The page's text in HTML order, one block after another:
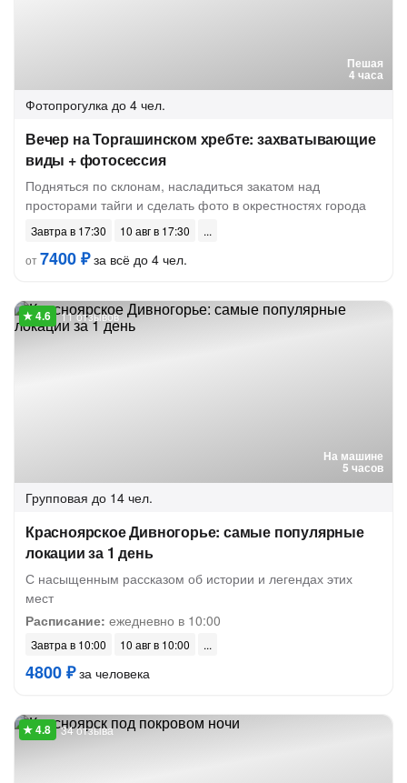
Пешая
4 часа
Фотопрогулка до 4 чел.
Вечер на Торгашинском хребте: захватывающие
виды + фотосессия
Подняться по склонам, насладиться закатом над
просторами тайги и сделать фото в окрестностях города
Завтра в 17:30
10 авг в 17:30
от7400 ₽за всё до 4 чел.
На машине
5 часов
11 отзывов
Групповая до 14 чел.
Красноярское Дивногорье: самые популярные
локации за 1 день
С насыщенным рассказом об истории и легендах этих
мест
Расписание: ежедневно в 10:00
Завтра в 10:00 10 авг в 10:00
4800 ₽за человека
34 отзыва